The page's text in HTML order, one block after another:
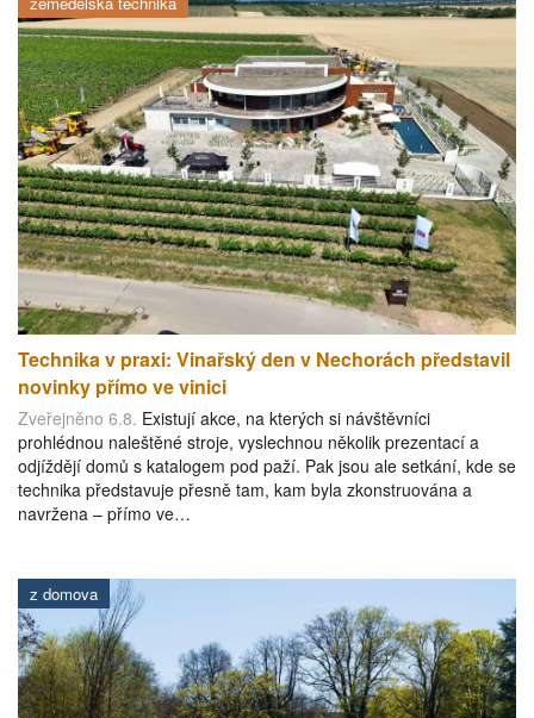
Technika v praxi: Vinařský den v Nechorách představil
novinky přímo ve vinici
Zveřejněno 6.8. Existují akce, na kterých si návštěvníci
prohlédnou naleštěné stroje, vyslechnou několik prezentací a
odjíždějí domů s katalogem pod paží. Pak jsou ale setkání, kde se
technika představuje přesně tam, kam byla zkonstruována a
navržena – přímo ve…
z domova